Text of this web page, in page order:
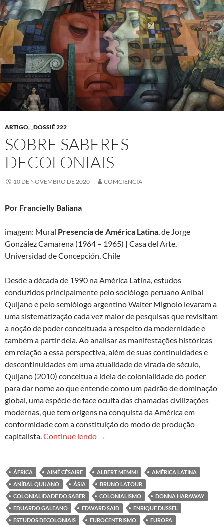
ARTIGO, _DOSSIÊ 222
SOBRE SABERES
DECOLONIAIS
10 DE NOVEMBRO DE 2020 COMCIENCIA
Por Francielly Baliana
imagem: Mural Presencia de América Latina, de Jorge
González Camarena (1964 – 1965) | Casa del Arte,
Universidad de Concepción, Chile
Desde a década de 1990 na América Latina, estudos
conduzidos principalmente pelo sociólogo peruano Aníbal
Quijano e pelo semiólogo argentino Walter Mignolo levaram a
uma sistematização cada vez maior de pesquisas que revisitam
a noção de poder conceituada a respeito da modernidade e
também a partir dela. Ao analisar as manifestações históricas
em relação a essa perspectiva, além de suas continuidades e
descontinuidades em uma atualidade de virada de século,
Quijano (2010) conceitua a ideia de colonialidade do poder
para dar nome ao que entende como um padrão de dominação
global, uma espécie de face oculta das chamadas civilizações
modernas, que tem origens na conquista da América em
conformidade com a constituição do modo de produção
capitalista.Continue lendo Sobre saberes decoloniais
→
ÁFRICA AIMÉ CÉSAIRE ALBERT MEMMI
AMÉRICA LATINA
ANÍBAL QUIJANO
ÁSIA
BRUNO LATOUR
COLONIALIDADE DO SABER
COLONIALISMO
DONNA HARAWAY
EDUARDO GALEANO
EDWARD SAID
ENRIQUE DUSSEL
ESTUDOS DECOLONIAIS
EUROCENTRISMO
EUROPA